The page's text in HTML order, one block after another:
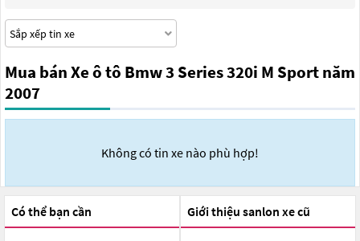
Mua bán Xe ô tô Bmw 3 Series 320i M Sport năm
2007
Không có tin xe nào phù hợp!
Có thể bạn cần Giới thiệu sanlon xe cũ